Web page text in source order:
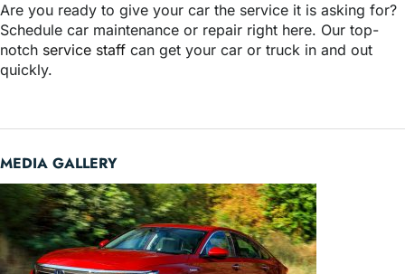
Are you ready to give your car the service it is asking for?
Schedule car maintenance or repair right here. Our top-
notch service staff can get your car or truck in and out
quickly.
MEDIA GALLERY